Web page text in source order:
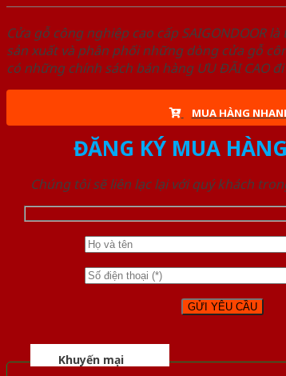
Cửa gỗ công nghiệp cao cấp SAIGONDOOR
sản xuất và phân phối những dòng cửa gỗ
có những chính sách bán hàng ƯU ĐÃI CAO
MUA HÀNG
ĐĂNG KÝ MUA
Chúng tôi sẽ liên lạc lại với quý khách
Khuyến mại